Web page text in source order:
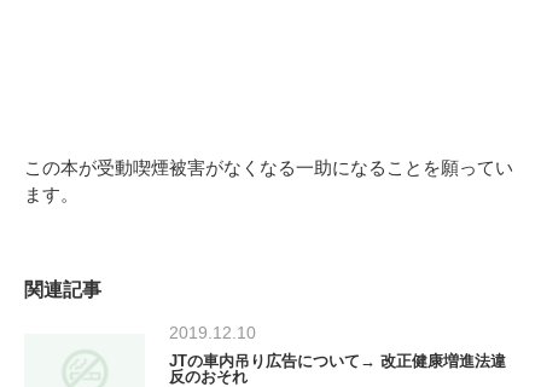
この本が受動喫煙被害がなくなる一助になることを願ってい
ます。
関連記事
2019.12.10
JTの車内吊り広告について→ 改正健康増進法違
反のおそれ